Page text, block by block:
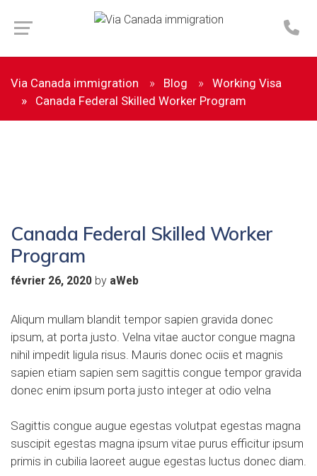
Via Canada immigration Blog
Working Visa
Canada Federal Skilled Worker Program
Canada Federal Skilled Worker
Program
février 26, 2020 by aWeb
Aliqum mullam blandit tempor sapien gravida donec
ipsum, at porta justo. Velna vitae auctor congue magna
nihil impedit ligula risus. Mauris donec ociis et magnis
sapien etiam sapien sem sagittis congue tempor gravida
donec enim ipsum porta justo integer at odio velna
Sagittis congue augue egestas volutpat egestas magna
suscipit egestas magna ipsum vitae purus efficitur ipsum
primis in cubilia laoreet augue egestas luctus donec diam.